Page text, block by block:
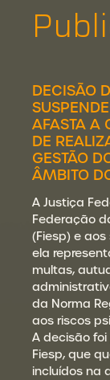
DECISÃO
AFASTA A
DE
GESTÃO
ÂMBITO
A Justiça
Federação
(Fiesp) e
ela
multas,
da Norma
aos riscos
A decisão
Fiesp, que
incluídos na